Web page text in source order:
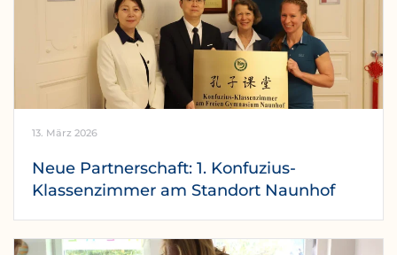
13. März 2026
Neue Partnerschaft: 1. Konfuzius-
Klassenzimmer am Standort Naunhof